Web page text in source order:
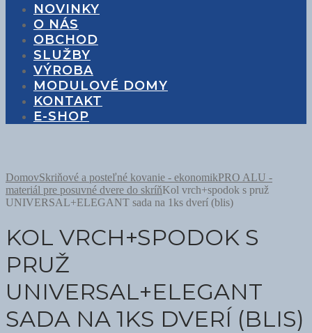
NOVINKY
O NÁS
OBCHOD
SLUŽBY
VÝROBA
MODULOVÉ DOMY
KONTAKT
E-SHOP
DomovSkriňové a posteľné kovanie - ekonomikPRO ALU -
materiál pre posuvné dvere do skríňKol vrch+spodok s pruž
UNIVERSAL+ELEGANT sada na 1ks dverí (blis)
KOL VRCH+SPODOK S
PRUŽ
UNIVERSAL+ELEGANT
SADA NA 1KS DVERÍ (BLIS)